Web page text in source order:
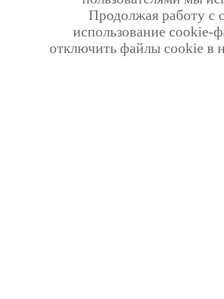
Продолжая работу с
использование cookie-
отключить файлы cookie в